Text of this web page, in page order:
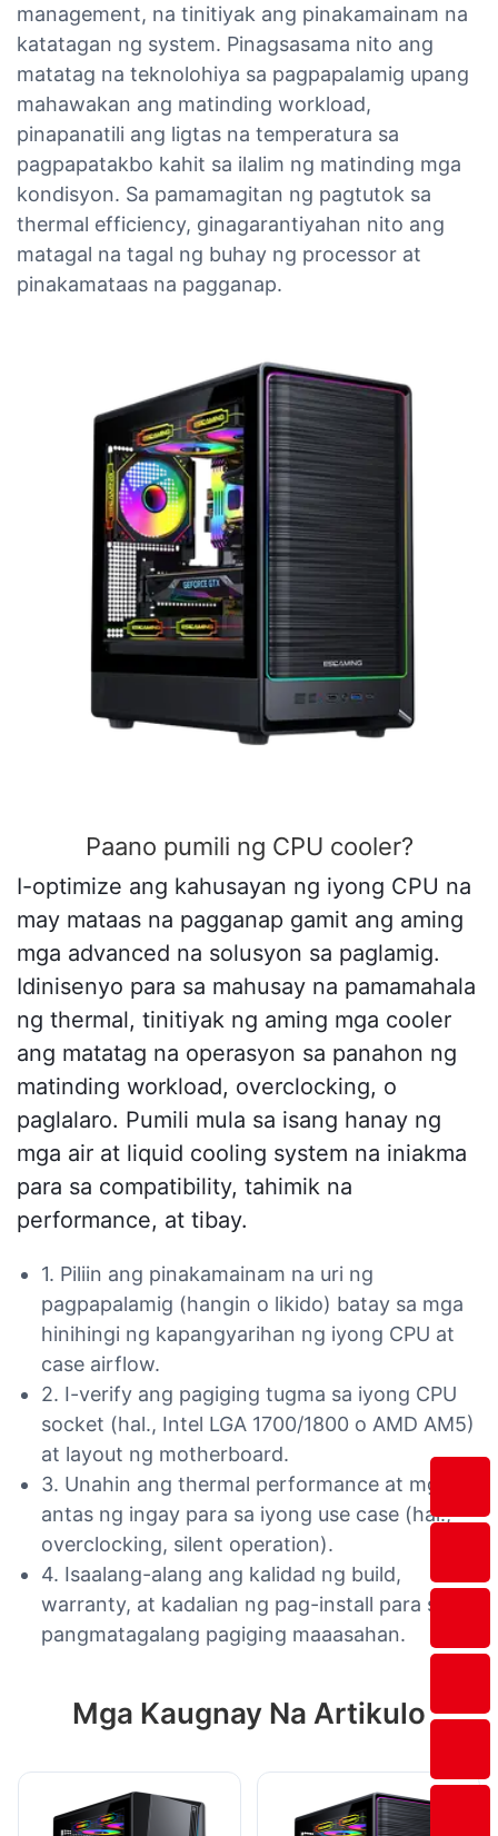
management, na tinitiyak ang pinakamainam na
katatagan ng system. Pinagsasama nito ang
matatag na teknolohiya sa pagpapalamig upang
mahawakan ang matinding workload,
pinapanatili ang ligtas na temperatura sa
pagpapatakbo kahit sa ilalim ng matinding mga
kondisyon. Sa pamamagitan ng pagtutok sa
thermal efficiency, ginagarantiyahan nito ang
matagal na tagal ng buhay ng processor at
pinakamataas na pagganap.
Paano pumili ng CPU cooler?
I-optimize ang kahusayan ng iyong CPU na
may mataas na pagganap gamit ang aming
mga advanced na solusyon sa paglamig.
Idinisenyo para sa mahusay na pamamahala
ng thermal, tinitiyak ng aming mga cooler
ang matatag na operasyon sa panahon ng
matinding workload, overclocking, o
paglalaro. Pumili mula sa isang hanay ng
mga air at liquid cooling system na iniakma
para sa compatibility, tahimik na
performance, at tibay.
1. Piliin ang pinakamainam na uri ng
pagpapalamig (hangin o likido) batay sa mga
hinihingi ng kapangyarihan ng iyong CPU at
case airflow.
2. I-verify ang pagiging tugma sa iyong CPU
socket (hal., Intel LGA 1700/1800 o AMD AM5)
at layout ng motherboard.
3. Unahin ang thermal performance at mga
antas ng ingay para sa iyong use case (hal.,
overclocking, silent operation).
4. Isaalang-alang ang kalidad ng build,
warranty, at kadalian ng pag-install para sa
pangmatagalang pagiging maaasahan.
Mga Kaugnay Na Artikulo